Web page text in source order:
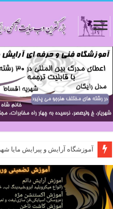
آموزشگاه آرایش و پیرایش مایا